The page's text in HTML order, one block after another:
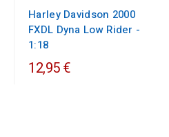
Harley Davidson 2000
FXDL Dyna Low Rider -
1:18
12,95 €